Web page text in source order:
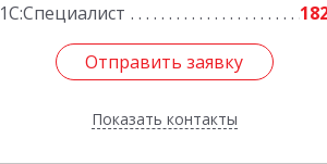
1С:Специалист
Отправить заявку
Показать контакты
Отправить заявку
Назад